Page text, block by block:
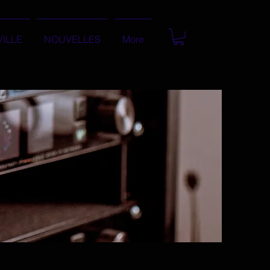
NOUVELLES More